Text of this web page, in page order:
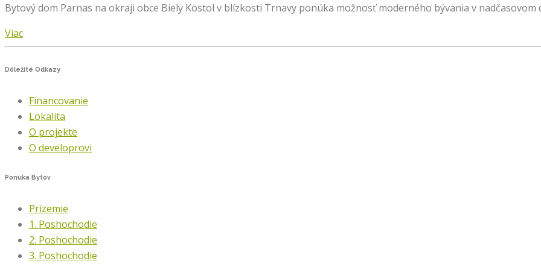
Bytový dom Parnas na okraji obce Biely Kostol v blízkosti Trnavy ponúka možnosť moderného bývania v nadčasovom
Viac
Dôležité Odkazy
Financovanie
Lokalita
O projekte
O developrovi
Ponuka Bytov
Prízemie
1. Poshochodie
2. Poshochodie
3. Poshochodie